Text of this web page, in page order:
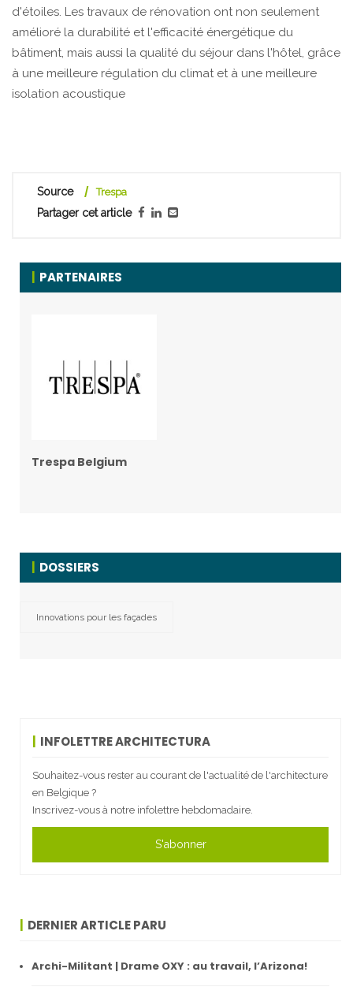
d'étoiles. Les travaux de rénovation ont non seulement
amélioré la durabilité et l'efficacité énergétique du
bâtiment, mais aussi la qualité du séjour dans l'hôtel, grâce
à une meilleure régulation du climat et à une meilleure
isolation acoustique
Source Trespa
Partager cet article
PARTENAIRES
Trespa Belgium
DOSSIERS
Innovations pour les façades
INFOLETTRE ARCHITECTURA
Souhaitez-vous rester au courant de l'actualité de l'architecture
en Belgique ?
Inscrivez-vous à notre infolettre hebdomadaire.
S'abonner
DERNIER ARTICLE PARU
Archi-Militant | Drame OXY : au travail, l’Arizona!